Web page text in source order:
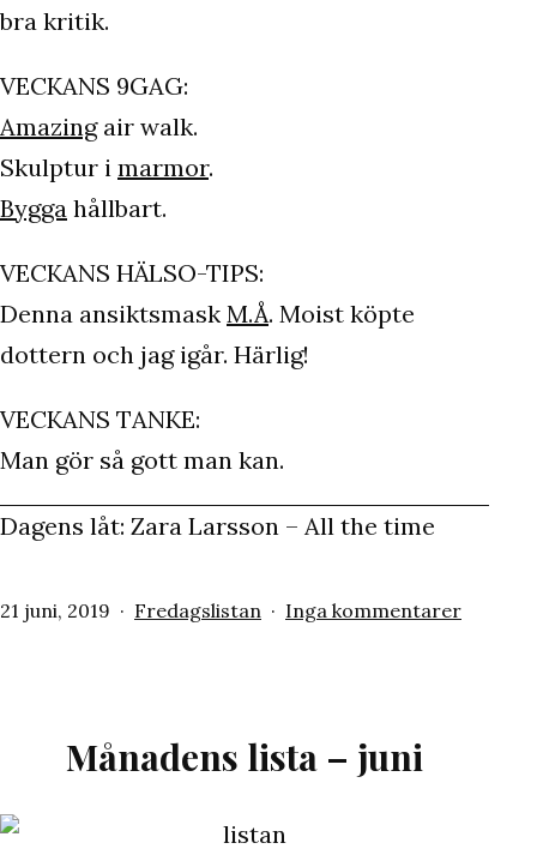
bra kritik.
VECKANS 9GAG:
Amazingair walk.
Skulptur i marmor.
Bygga hållbart.
VECKANS HÄLSO-TIPS:
Denna ansiktsmask M.Å. Moist köpte
dottern och jag igår. Härlig!
VECKANS TANKE:
Man gör så gott man kan.
Dagens låt: Zara Larsson – All the time
Publicerat
21 juni, 2019
Kategoriserat
Fredagslistan Inga kommentarertill
Månadens lista – juni